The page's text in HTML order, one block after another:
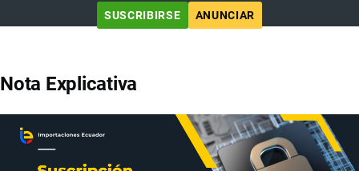
SUSCRIBIRSE
ANUNCIAR
Nota Explicativa